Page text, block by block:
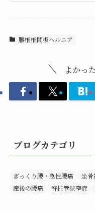
腰椎椎間板ヘルニア
よかっ
ブログカテゴリ
ぎっくり腰・急性腰痛 坐骨
産後の腰痛
脊柱管狭窄症